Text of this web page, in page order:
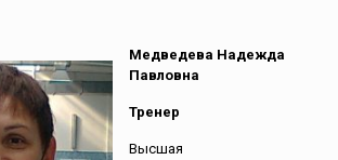
Медведева Надежда
Павловна
Тренер
Высшая